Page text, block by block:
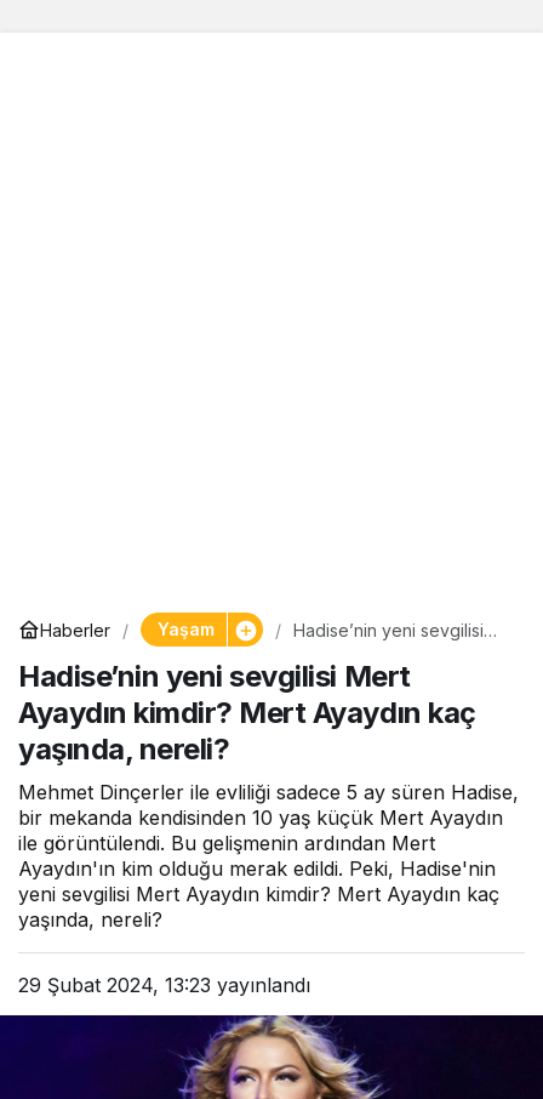
Haberler Yaşam
Hadise’nin yeni sevgilisi
Ayaydın kaç yaşında,
nereli?
Hadise’nin yeni sevgilisi Mert
Ayaydın kimdir? Mert Ayaydın kaç
yaşında, nereli?
Mehmet Dinçerler ile evliliği sadece 5 ay süren Hadise,
bir mekanda kendisinden 10 yaş küçük Mert Ayaydın
ile görüntülendi. Bu gelişmenin ardından Mert
Ayaydın'ın kim olduğu merak edildi. Peki, Hadise'nin
yeni sevgilisi Mert Ayaydın kimdir? Mert Ayaydın kaç
yaşında, nereli?
29 Şubat 2024, 13:23 yayınlandı